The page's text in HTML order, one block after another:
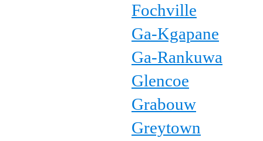
Fochville
Ga-Kgapane
Ga-Rankuwa
Glencoe
Grabouw
Greytown